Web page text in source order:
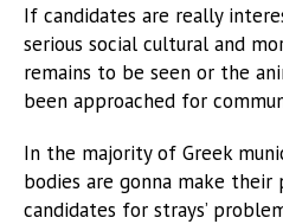
If candidates are really
serious social cultural and
remains to be seen or the
been approached for
In the majority of Greek
bodies are gonna make their
candidates for strays’